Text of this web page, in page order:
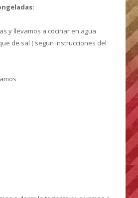
y llevamos a cocinar en agua
de sal ( segun instrucciones del